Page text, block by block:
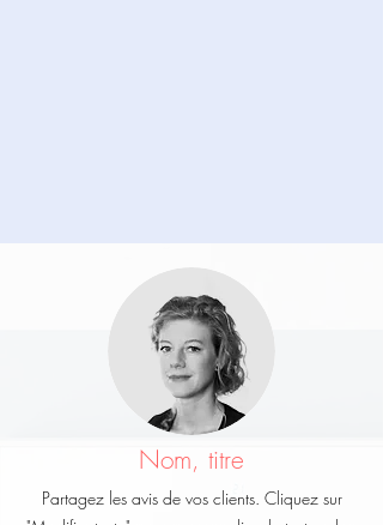
Nom, titre
Partagez les avis de vos clients. Cliquez sur